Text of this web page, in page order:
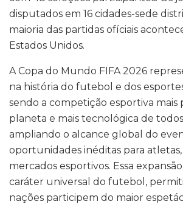
disputados em 16 cidades-sede
maioria das partidas ofíciais
Estados Unidos.
A Copa do Mundo FIFA 2026
na história do futebol e dos
sendo a competição esportiva mais
planeta e mais tecnológica de
ampliando o alcance global do
oportunidades inéditas para
mercados esportivos. Essa
caráter universal do futebol,
nações participem do maior